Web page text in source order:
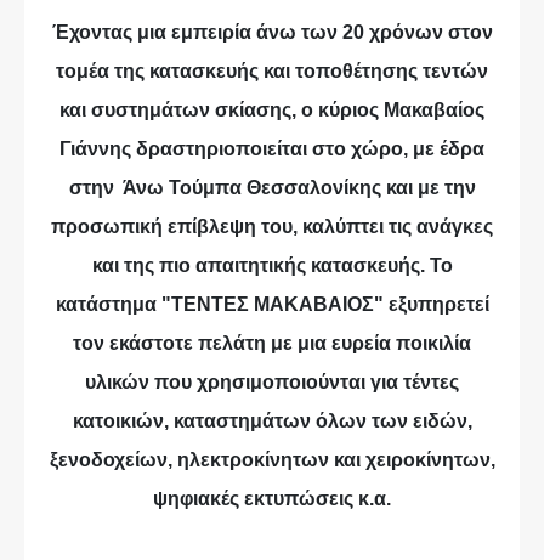
Έχοντας μια εμπειρία άνω των 20 χρόνων στον
τομέα της κατασκευής και τοποθέτησης τεντών
και συστημάτων σκίασης, ο κύριος Μακαβαίος
Γιάννης δραστηριοποιείται στο χώρο, με έδρα
στην Άνω Τούμπα Θεσσαλονίκης και με την
προσωπική επίβλεψη του, καλύπτει τις ανάγκες
και της πιο απαιτητικής κατασκευής. Το
κατάστημα "ΤΕΝΤΕΣ ΜΑΚΑΒΑΙΟΣ" εξυπηρετεί
τον εκάστοτε πελάτη με μια ευρεία ποικιλία
υλικών που χρησιμοποιούνται για τέντες
κατοικιών, καταστημάτων όλων των ειδών,
ξενοδοχείων, ηλεκτροκίνητων και χειροκίνητων,
ψηφιακές εκτυπώσεις κ.α.